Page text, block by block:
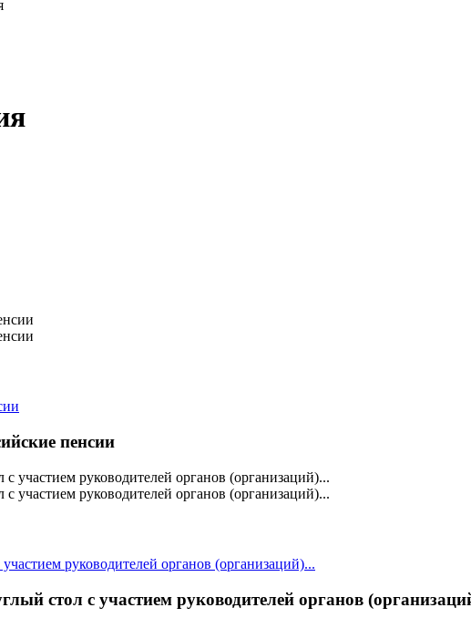
пенсии
руководителей органов (организаций)...
стол с участием руководителей органов